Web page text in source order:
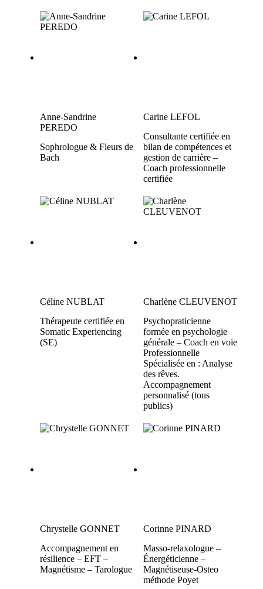
Anne-Sandrine
PEREDO
Sophrologue & Fleurs de
Bach
Carine LEFOL
Consultante certifiée en
bilan de compétences et
gestion de carrière –
Coach professionnelle
certifiée
Céline NUBLAT
Thérapeute certifiée en
Somatic Experiencing
(SE)
Charlène CLEUVENOT
Psychopraticienne
formée en psychologie
générale – Coach en voie
Professionnelle
Spécialisée en : Analyse
des rêves.
Accompagnement
personnalisé (tous
publics)
Chrystelle GONNET
Accompagnement en
résilience – EFT –
Magnétisme – Tarologue
Corinne PINARD
Masso-relaxologue –
Énergéticienne –
Magnétiseuse-Osteo
méthode Poyet